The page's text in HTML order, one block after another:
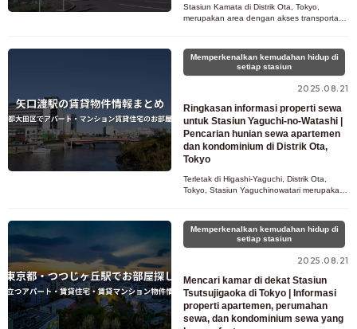
Stasiun Kamata di Distrik Ota, Tokyo,
merupakan area dengan akses transportasi
Memperkenalkan kemudahan hidup di
setiap stasiun
2025.08.21
Ringkasan informasi properti sewa
untuk Stasiun Yaguchi-no-Watashi |
Pencarian hunian sewa apartemen
dan kondominium di Distrik Ota,
Tokyo
Terletak di Higashi-Yaguchi, Distrik Ota,
Tokyo, Stasiun Yaguchinowatari merupakan
Memperkenalkan kemudahan hidup di
setiap stasiun
2025.08.21
Mencari kamar di dekat Stasiun
Tsutsujigaoka di Tokyo | Informasi
properti apartemen, perumahan
sewa, dan kondominium sewa yang